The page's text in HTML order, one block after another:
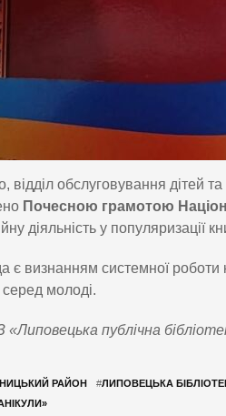
відділ обслуговування дітей
Почесною грамотою
діяльність у популяризації
є визнанням системної роботи
молоді.
публічна
РАЙОН #ЛИПОВЕЦЬКА